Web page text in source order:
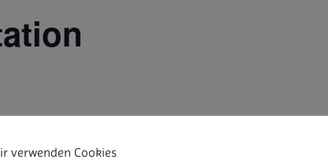
verwenden Cookies